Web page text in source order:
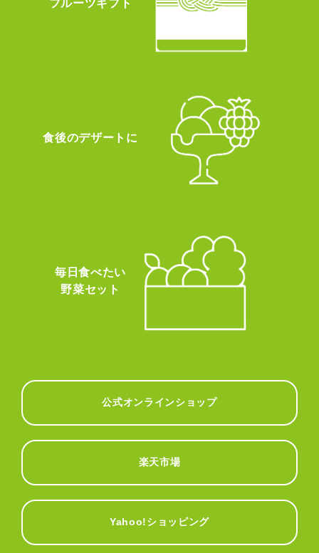
フルーツギフト
食後のデザートに
毎日食べたい
野菜セット
公式オンラインショップ
楽天市場
Yahoo!ショッピング